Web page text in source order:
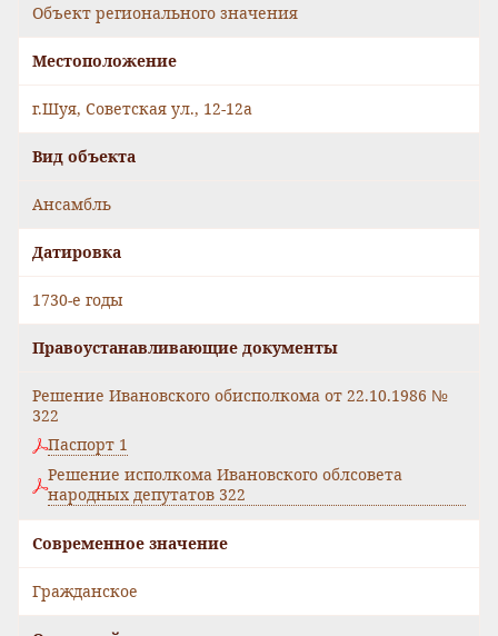
Объект регионального значения
Местоположение
г.Шуя, Советская ул., 12-12а
Вид объекта
Ансамбль
Датировка
1730-е годы
Правоустанавливающие документы
Решение Ивановского обисполкома от 22.10.1986 №
322
Паспорт 1
Решение исполкома Ивановского облсовета
народных депутатов 322
Современное значение
Гражданское